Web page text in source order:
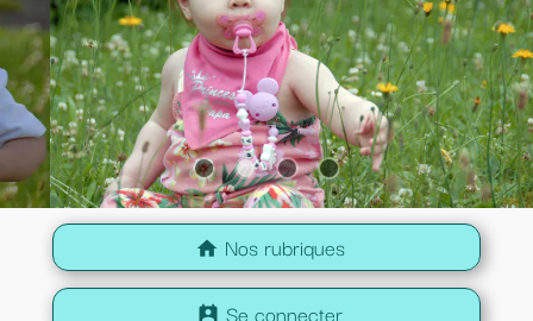
home Nos rubriques
perm_contact_calendar Se connecter